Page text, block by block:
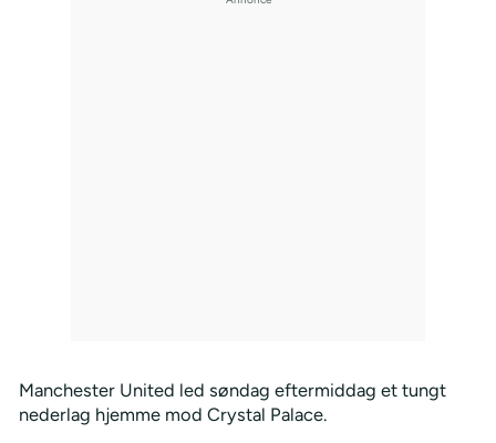
Manchester United led søndag eftermiddag et tungt
nederlag hjemme mod Crystal Palace.